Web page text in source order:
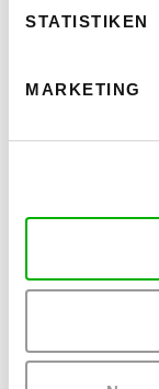
STATISTIKEN
MARKETING